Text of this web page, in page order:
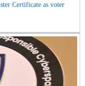
Certificate as voter